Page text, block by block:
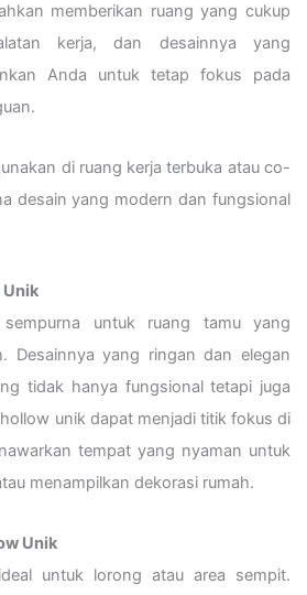
memberikan ruang yang cukup
kerja, dan desainnya yang
Anda untuk tetap fokus pada
di ruang kerja terbuka atau co-
desain yang modern dan fungsional
Unik
untuk ruang tamu yang
Desainnya yang ringan dan elegan
tidak hanya fungsional tetapi juga
unik dapat menjadi titik fokus di
tempat yang nyaman untuk
menampilkan dekorasi rumah.
Unik
untuk lorong atau area sempit.